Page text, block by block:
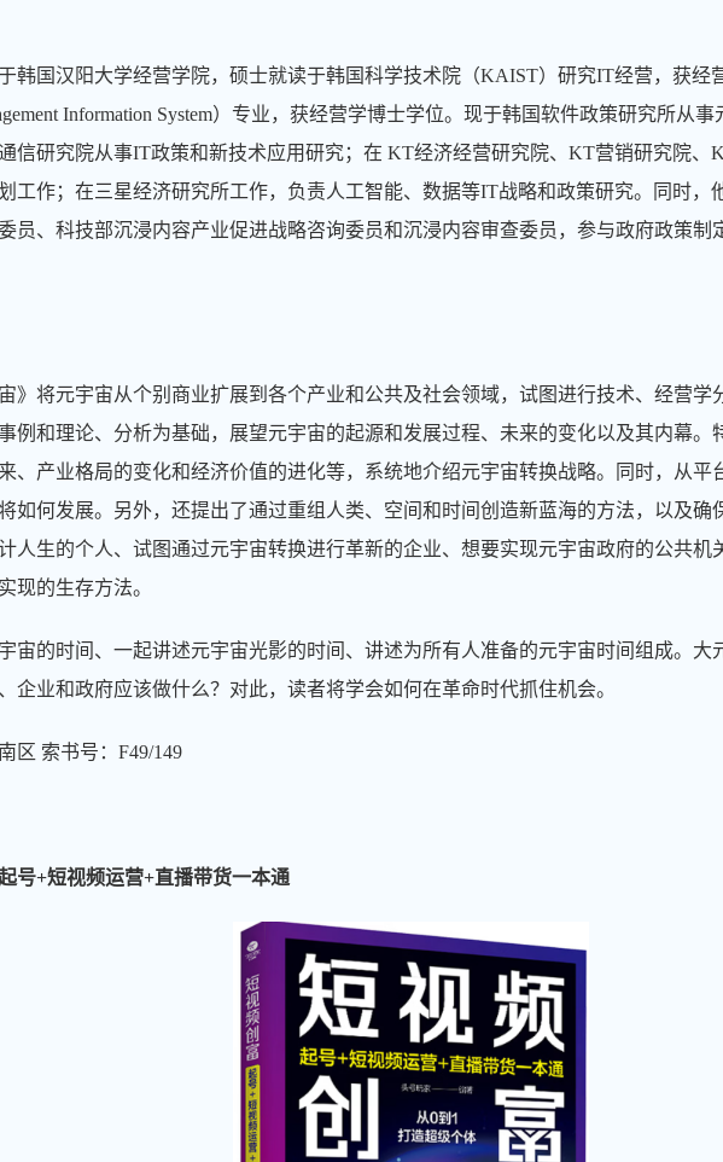
韩国汉阳大学经营学院，硕士就读于韩国科学技术院（KAIST）研究IT经营，获经
Information System）专业，获经营学博士学位。现于韩国软件政策研究所从
信研究院从事IT政策和新技术应用研究；在 KT经济经营研究院、KT营销研究院、
工作；在三星经济研究所工作，负责人工智能、数据等IT战略和政策研究。同时，
员、科技部沉浸内容产业促进战略咨询委员和沉浸内容审查委员，参与政府政策制
》将元宇宙从个别商业扩展到各个产业和公共及社会领域，试图进行技术、经营
例和理论、分析为基础，展望元宇宙的起源和发展过程、未来的变化以及其内幕。
、产业格局的变化和经济价值的进化等，系统地介绍元宇宙转换战略。同时，从平
如何发展。另外，还提出了通过重组人类、空间和时间创造新蓝海的方法，以及确
人生的个人、试图通过元宇宙转换进行革新的企业、想要实现元宇宙政府的公共机
现的生存方法。
宙的时间、一起讲述元宇宙光影的时间、讲述为所有人准备的元宇宙时间组成。大
企业和政府应该做什么？对此，读者将学会如何在革命时代抓住机会。
区 索书号：F49/149
号+短视频运营+直播带货一本通